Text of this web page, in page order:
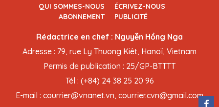
QUI SOMMES-NOUS
ÉCRIVEZ-NOUS
ABONNEMENT
PUBLICITÉ
Rédactrice en chef : Nguyễn Hồng Nga
Adresse : 79, rue Ly Thuong Kiêt, Hanoï, Vietnam
Permis de publication : 25/GP-BTTTT
Tél : (+84) 24 38 25 20 96
E-mail : courrier@vnanet.vn, courrier.cvn@gmail.com